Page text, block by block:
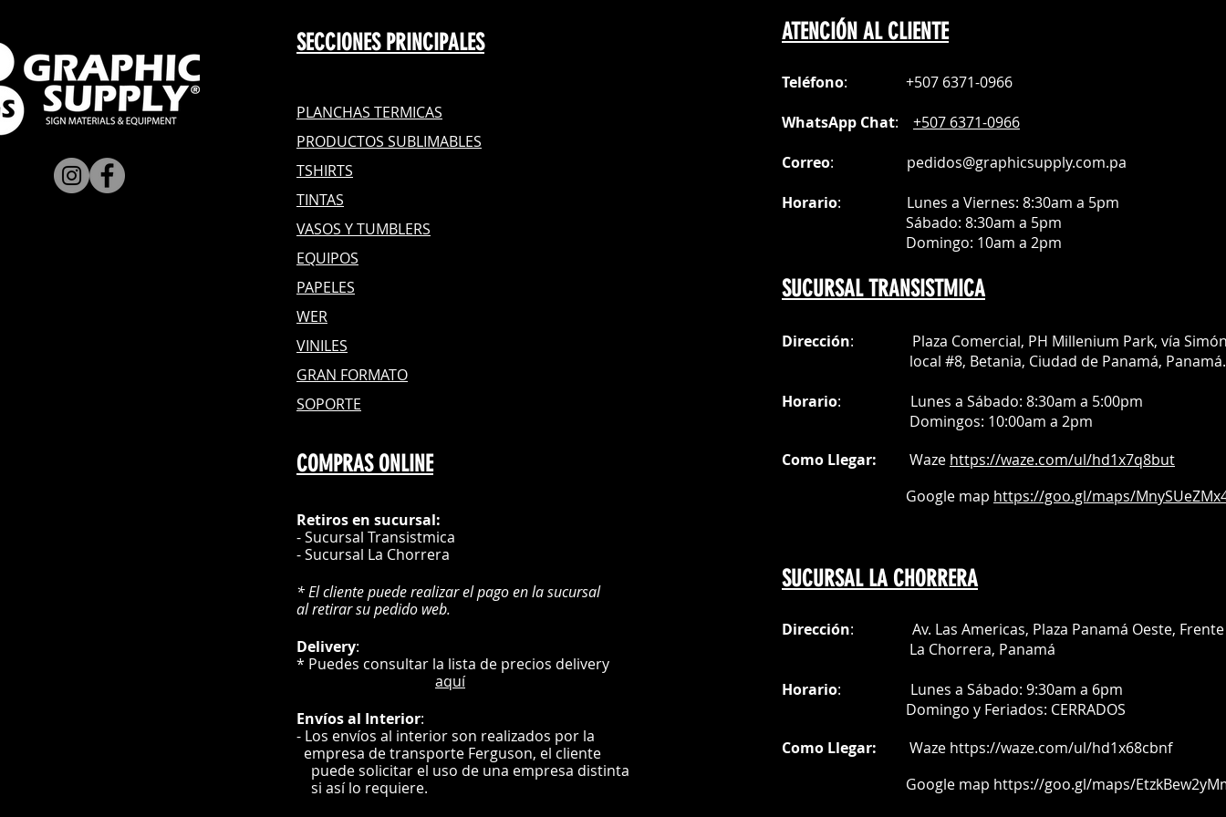
SECCIONES PRINCIPALES
PLANCHAS TERMICAS
PRODUCTOS SUBLIMABLES
TSHIRTS
TINTAS
VASOS Y TUMBLERS
EQUIPOS
PAPELES
WER
VINILES
GRAN FORMATO
SOPORTE
COMPRAS ONLINE
Retiros en sucursal:
- Sucursal Transistmica
- Sucursal La Chorrera
* El cliente puede realizar el pago en la sucursal
al retirar su pedido web.
Delivery:
* Puedes consultar la lista de precios delivery
aquí
Envíosal Interior:
- Los envíos al interior son realizados por la
empresa de transporte Ferguson, el cliente
puede solicitar el uso de una empresa distinta
si así lo requiere.
ATENCIÓN AL CLIENTE
Teléfono: +507 6371-0966
WhatsApp Chat: +507 6371-0966
Correo: pedidos@graphicsupply.com.pa
Horario: Lunes a Viernes: 8:30am a 5pm
Sábado: 8:30am a 5pm
Domingo: 10am a 2pm
SUCURSAL TRANSISTMICA
Dirección: Plaza Comercial, PH Millenium Park, vía
local #8, Betania, Ciudad de Panamá, Panamá.
Horario: Lunes a Sábado: 8:30am a 5:00pm
Domingos: 10:00am a 2pm
Como Llegar: Waze https://waze.com/ul/hd1x7q8but
Google map https://goo.gl/maps/
SUCURSAL LA CHORRERA
Dirección: Av. Las Americas, Plaza Panamá Oeste, Frente
La Chorrera, Panamá
Horario: Lunes a Sábado: 9:30am a 6pm
Domingo y Feriados: CERRADOS
Como Llegar: Waze https://waze.com/ul/hd1x68cbnf
Google map https://goo.gl/maps/